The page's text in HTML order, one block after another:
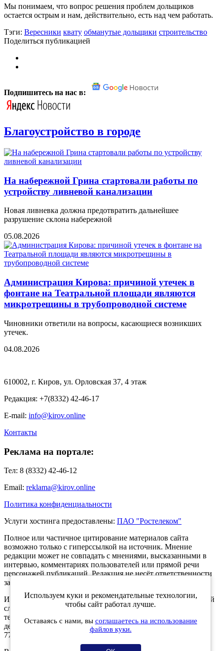
Мы понимаем, что вопрос решения проблем дольщиков
остается острым и нам, действительно, есть над чем работать.
Тэги: Вересники квату обманутые дольщики строительство
Поделиться публикацией
Подпишитесь на нас в:
Благоустройство в городе
На набережной Грина стартовали работы по
устройству ливневой канализации
Новая ливневка должна предотвратить дальнейшее
разрушение склона набережной
05.08.2026
Администрация Кирова: причиной утечек в
фонтане на Театральной площади являются
микротрещины в трубопроводной системе
Чиновники ответили на вопросы, касающиеся возникших
утечек.
04.08.2026
610002, г. Киров, ул. Орловская 37, 4 этаж
Редакция: +7(8332) 42-46-17
E-mail: info@kirov.online
Контакты
Реклама на портале:
Тел: 8 (8332) 42-46-12
Email: reklama@kirov.online
Политика конфиденциальности
Услуги хостинга предоставлены: ПАО "Ростелеком"
Полное или частичное цитирование материалов сайта
возможно только с гиперссылкой на источник. Мнение
редакции может не совпадать с мнениями, высказанными в
интервью, комментариях пользователей или прямой речи
персонажей публикаций. Редакция не несёт ответственности
за текст комментариев читателей.
Интернет-портал Kirov.online зарегистрирован в Федеральной
службе по надзору в сфере связи, информационных
технологий и массовых коммуникаций (Роскомнадзор) 5
декабря 2019 года. Регистрационный номер ЭЛ № ФС 77 -
77189.
Используем куки и рекомендательные технологии,
чтобы сайт работал лучше.
Оставаясь с нами, вы соглашаетесь на использование
файлов куки.